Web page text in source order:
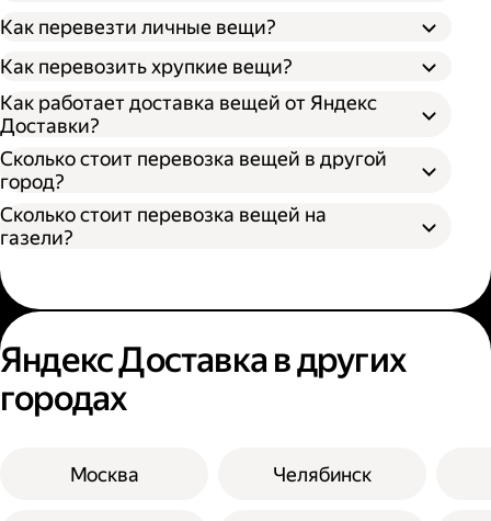
Как перевезти личные вещи?
Как перевозить хрупкие вещи?
Как работает доставка вещей от Яндекс
Доставки?
Сколько стоит перевозка вещей в другой
город?
Сколько стоит перевозка вещей на
газели?
Яндекс Доставка в других
городах
Москва Челябинск